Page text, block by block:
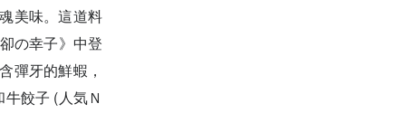
美味。這道料
の幸子》中登
彈牙的鮮蝦，
餃子 (人気Ｎ